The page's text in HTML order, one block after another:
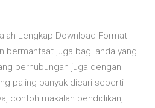
Lengkap Download Format
bermanfaat juga bagi anda yang
berhubungan juga dengan
paling banyak dicari seperti
contoh makalah pendidikan,